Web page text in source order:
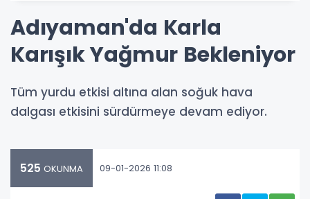
Adıyaman'da Karla
Karışık Yağmur Bekleniyor
Tüm yurdu etkisi altına alan soğuk hava
dalgası etkisini sürdürmeye devam ediyor.
525 OKUNMA 09-01-2026 11:08